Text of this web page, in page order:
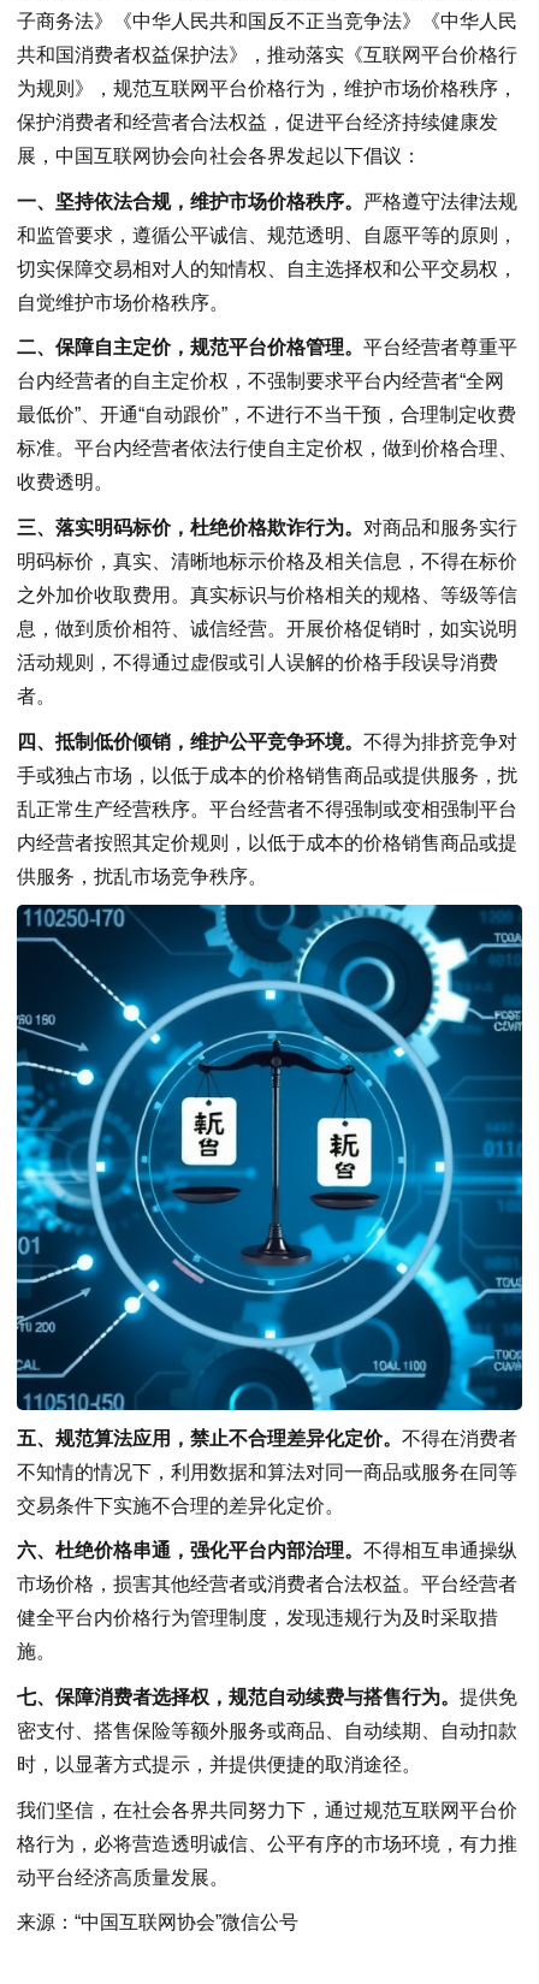
子商务法》《中华人民共和国反不正当竞争法》《中华人民
共和国消费者权益保护法》，推动落实《互联网平台价格行
为规则》，规范互联网平台价格行为，维护市场价格秩序，
保护消费者和经营者合法权益，促进平台经济持续健康发
展，中国互联网协会向社会各界发起以下倡议：
一、坚持依法合规，维护市场价格秩序。 严格遵守法律法规
和监管要求，遵循公平诚信、规范透明、自愿平等的原则，
切实保障交易相对人的知情权、自主选择权和公平交易权，
自觉维护市场价格秩序。
二、保障自主定价，规范平台价格管理。 平台经营者尊重平
台内经营者的自主定价权，不强制要求平台内经营者“全网
最低价”、开通“自动跟价”，不进行不当干预，合理制定收费
标准。平台内经营者依法行使自主定价权，做到价格合理、
收费透明。
三、落实明码标价，杜绝价格欺诈行为。 对商品和服务实行
明码标价，真实、清晰地标示价格及相关信息，不得在标价
之外加价收取费用。真实标识与价格相关的规格、等级等信
息，做到质价相符、诚信经营。开展价格促销时，如实说明
活动规则，不得通过虚假或引人误解的价格手段误导消费
者。
四、抵制低价倾销，维护公平竞争环境。 不得为排挤竞争对
手或独占市场，以低于成本的价格销售商品或提供服务，扰
乱正常生产经营秩序。平台经营者不得强制或变相强制平台
内经营者按照其定价规则，以低于成本的价格销售商品或提
供服务，扰乱市场竞争秩序。
五、规范算法应用，禁止不合理差异化定价。 不得在消费者
不知情的情况下，利用数据和算法对同一商品或服务在同等
交易条件下实施不合理的差异化定价。
六、杜绝价格串通，强化平台内部治理。 不得相互串通操纵
市场价格，损害其他经营者或消费者合法权益。平台经营者
健全平台内价格行为管理制度，发现违规行为及时采取措
施。
七、保障消费者选择权，规范自动续费与搭售行为。 提供免
密支付、搭售保险等额外服务或商品、自动续期、自动扣款
时，以显著方式提示，并提供便捷的取消途径。
我们坚信，在社会各界共同努力下，通过规范互联网平台价
格行为，必将营造透明诚信、公平有序的市场环境，有力推
动平台经济高质量发展。
来源：“中国互联网协会”微信公号